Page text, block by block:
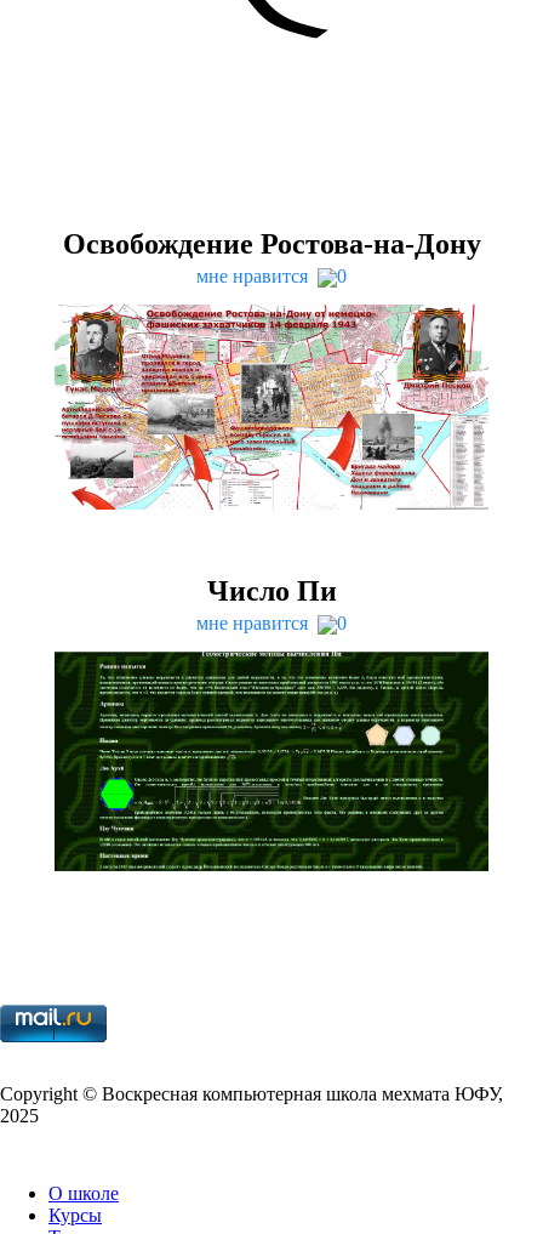
Освобождение Ростова-на-Дону
мне нравится 0
Число Пи
мне нравится 0
Copy­right © Воскресная компьютерная школа мехмата ЮФУ,
2025
О школе
Курсы